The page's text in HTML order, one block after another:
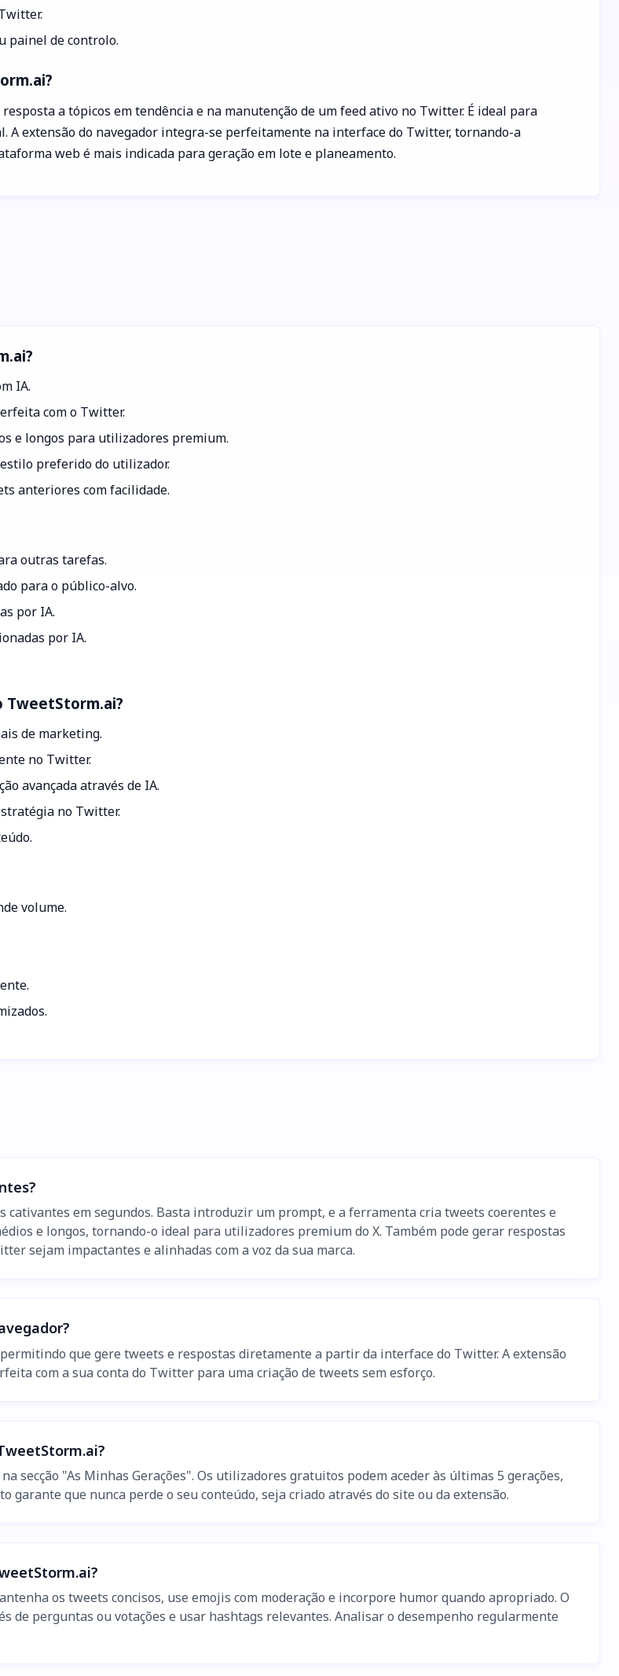
painel de controlo.
a tópicos em tendência e na manutenção de um feed ativo no Twitter. É ideal para
A extensão do navegador integra-se perfeitamente na interface do Twitter, tornando-a
web é mais indicada para geração em lote e planeamento.
IA.
com o Twitter.
e longos para utilizadores premium.
preferido do utilizador.
anteriores com facilidade.
outras tarefas.
para o público-alvo.
por IA.
por IA.
TweetStorm.ai?
de marketing.
no Twitter.
avançada através de IA.
no Twitter.
volume.
em segundos. Basta introduzir um prompt, e a ferramenta cria tweets coerentes e
e longos, tornando-o ideal para utilizadores premium do X. Também pode gerar respostas
sejam impactantes e alinhadas com a voz da sua marca.
que gere tweets e respostas diretamente a partir da interface do Twitter. A extensão
com a sua conta do Twitter para uma criação de tweets sem esforço.
secção "As Minhas Gerações". Os utilizadores gratuitos podem aceder às últimas 5 gerações,
que nunca perde o seu conteúdo, seja criado através do site ou da extensão.
os tweets concisos, use emojis com moderação e incorpore humor quando apropriado. O
de perguntas ou votações e usar hashtags relevantes. Analisar o desempenho regularmente